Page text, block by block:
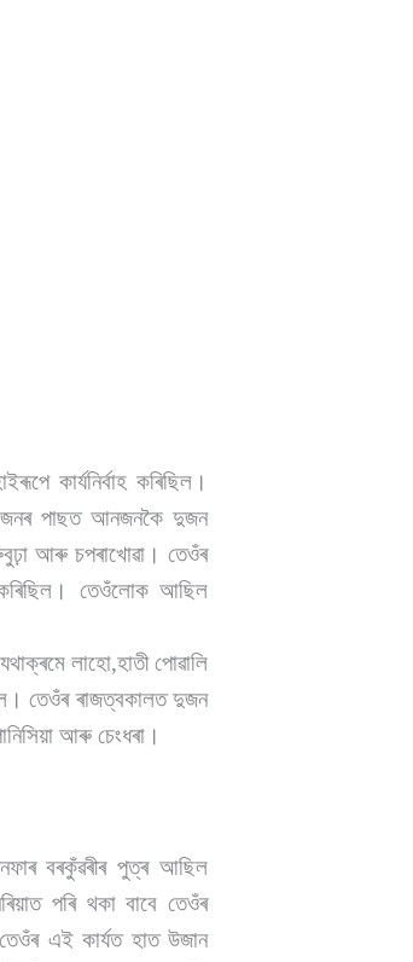
কাৰ্যনিৰ্বাহ কৰিছিল।
পাছত আনজনকৈ দুজন
আৰু চপৰাখোৱা। তেওঁৰ
তেওঁলোক আছিল
লাহো,হাতী পোৱালি
তেওঁৰ ৰাজত্বকালত দুজন
আৰু চেংধৰা।
বৰকুঁৱৰীৰ পুত্ৰ আছিল
পৰি থকা বাবে তেওঁৰ
এই কাৰ্যত হাত উজান